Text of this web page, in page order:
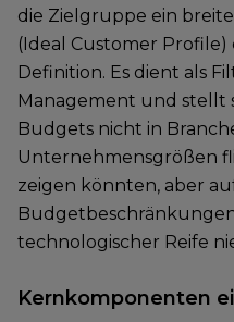
die Zielgruppe ein
(Ideal Customer Profile)
Definition. Es dient als
Management und stellt
Budgets nicht in
Unternehmensgrößen
zeigen könnten, aber
technologischer Reife
Kernkomponenten